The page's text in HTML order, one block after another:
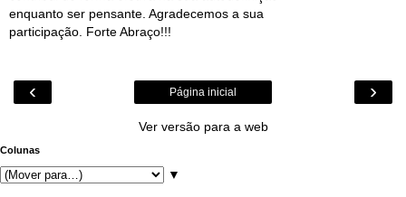
enquanto ser pensante. Agradecemos a sua
participação. Forte Abraço!!!
‹ ›
Página inicial
Ver versão para a web
Colunas
▼